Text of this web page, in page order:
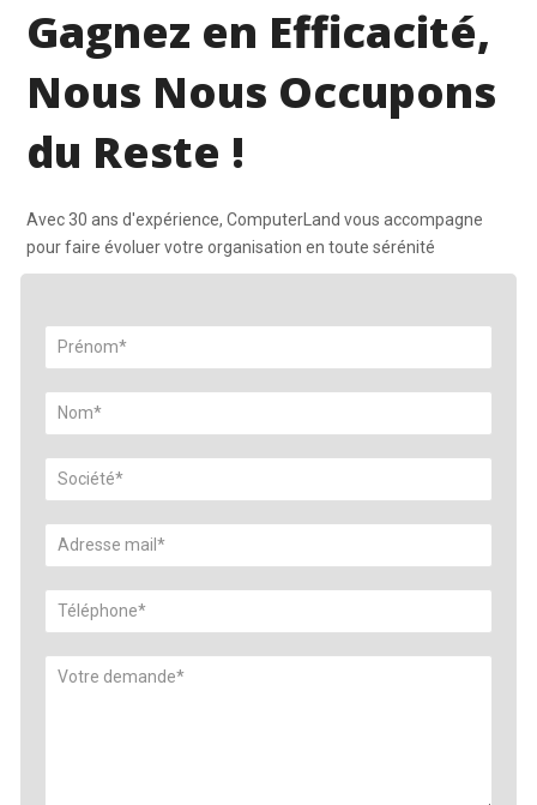
Gagnez en Efficacité,
Nous Nous Occupons
du Reste !
Avec 30 ans d'expérience, ComputerLand vous accompagne
pour faire évoluer votre organisation en toute sérénité